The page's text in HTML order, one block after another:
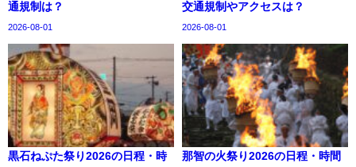
通規制は？
2026-08-01
交通規制やアクセスは？
2026-08-01
黒石ねぷた祭り2026の日程・時
那智の火祭り2026の日程・時間